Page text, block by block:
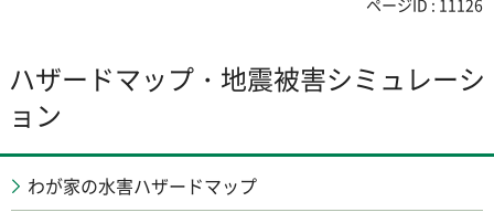
ページID : 11126
ハザードマップ・地震被害シミュレーシ
ョン
わが家の水害ハザードマップ